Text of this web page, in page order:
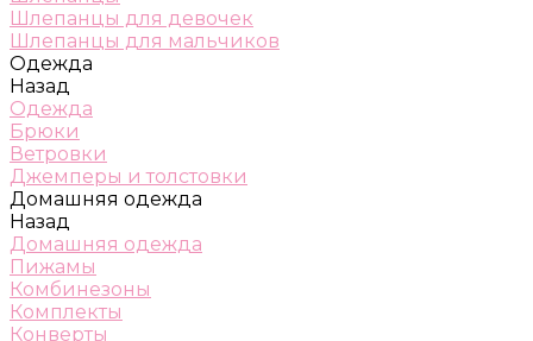
Шлепанцы для девочек
Шлепанцы для мальчиков
Одежда
Назад
Одежда
Брюки
Ветровки
Джемперы и толстовки
Домашняя одежда
Назад
Домашняя одежда
Пижамы
Комбинезоны
Комплекты
Конверты